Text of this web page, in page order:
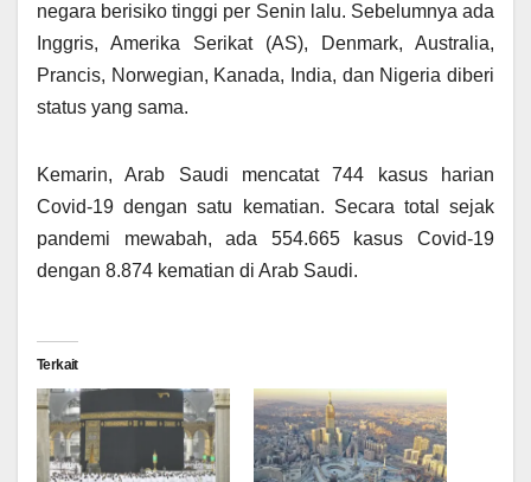
negara berisiko tinggi per Senin lalu. Sebelumnya ada
Inggris, Amerika Serikat (AS), Denmark, Australia,
Prancis, Norwegian, Kanada, India, dan Nigeria diberi
status yang sama.
Kemarin, Arab Saudi mencatat 744 kasus harian
Covid-19 dengan satu kematian. Secara total sejak
pandemi mewabah, ada 554.665 kasus Covid-19
dengan 8.874 kematian di Arab Saudi.
Terkait